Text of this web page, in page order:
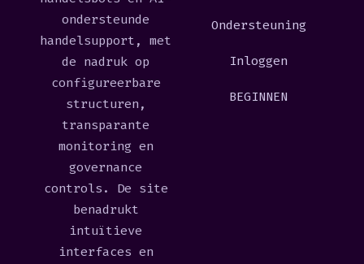
ondersteunde
handelsupport, met
de nadruk op
configureerbare
structuren,
transparante
monitoring en
governance
controls. De site
benadrukt
intuïtieve
interfaces en
Ondersteuning
Inloggen
BEGINNEN